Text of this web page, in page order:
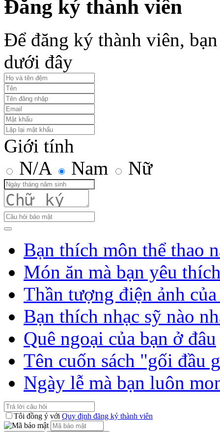
Đăng ký thành viên
Để đăng ký thành viên,
dưới đây
Giới tính
N/A
Nam Nữ
Bạn thích môn thể thao
Món ăn mà bạn yêu
Thần tượng điện ảnh
Bạn thích nhạc sỹ nào
Quê ngoại của bạn ở đâu
Tên cuốn sách "gối đầu
Ngày lễ mà bạn luôn
Tôi đồng ý với Quy định đăng ký thành viên